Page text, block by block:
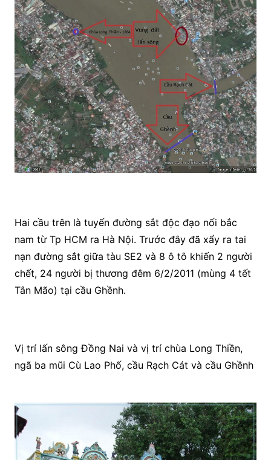
Hai cầu trên là tuyến đường sắt độc đạo nối bắc
nam từ Tp HCM ra Hà Nội. Trước đây đã xẩy ra tai
nạn đường sắt giữa tàu SE2 và 8 ô tô khiến 2 người
chết, 24 người bị thương đêm 6/2/2011 (mùng 4 tết
Tân Mão) tại cầu Ghềnh.
Vị trí lấn sông Đồng Nai và vị trí chùa Long Thiền,
ngã ba mũi Cù Lao Phố, cầu Rạch Cát và cầu Ghềnh